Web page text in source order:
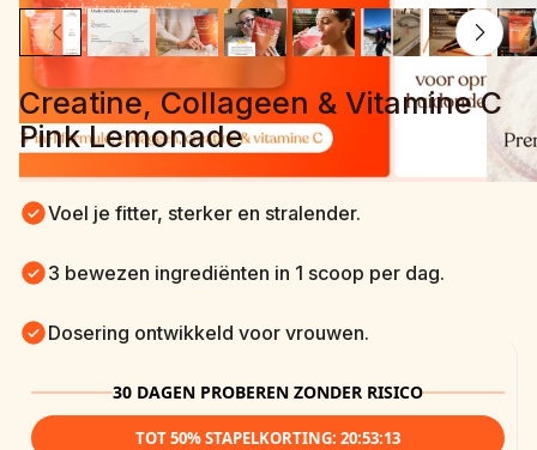
Creatine, Collageen & Vitamine C
Pink Lemonade
Voel je fitter, sterker en stralender.
3 bewezen ingrediënten in 1 scoop per dag.
Dosering ontwikkeld voor vrouwen.
30 DAGEN PROBEREN ZONDER RISICO
TOT 50% STAPELKORTING: 20:53:11